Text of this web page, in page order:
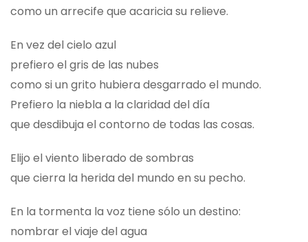
como un arrecife que acaricia su relieve.
En vez del cielo azul
prefiero el gris de las nubes
como si un grito hubiera desgarrado el mundo.
Prefiero la niebla a la claridad del día
que desdibuja el contorno de todas las cosas.
Elijo el viento liberado de sombras
que cierra la herida del mundo en su pecho.
En la tormenta la voz tiene sólo un destino:
nombrar el viaje del agua